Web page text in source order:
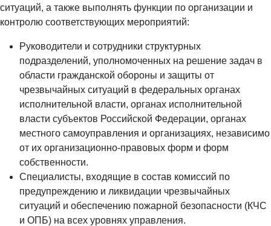
ситуаций, а также выполнять функции по организации и
контролю соответствующих мероприятий:
Руководители и сотрудники структурных
подразделений, уполномоченных на решение задач в
области гражданской обороны и защиты от
чрезвычайных ситуаций в федеральных органах
исполнительной власти, органах исполнительной
власти субъектов Российской Федерации, органах
местного самоуправления и организациях, независимо
от их организационно-правовых форм и форм
собственности.
Специалисты, входящие в состав комиссий по
предупреждению и ликвидации чрезвычайных
ситуаций и обеспечению пожарной безопасности (КЧС
и ОПБ) на всех уровнях управления.